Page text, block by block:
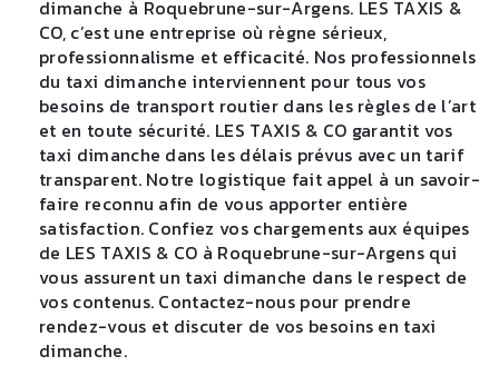
dimanche à Roquebrune-sur-Argens. LES TAXIS &
CO, c’est une entreprise où règne sérieux,
professionnalisme et efficacité. Nos professionnels
du taxi dimanche interviennent pour tous vos
besoins de transport routier dans les règles de l’art
et en toute sécurité. LES TAXIS & CO garantit vos
taxi dimanche dans les délais prévus avec un tarif
transparent. Notre logistique fait appel à un savoir-
faire reconnu afin de vous apporter entière
satisfaction. Confiez vos chargements aux équipes
de LES TAXIS & CO à Roquebrune-sur-Argens qui
vous assurent un taxi dimanche dans le respect de
vos contenus. Contactez-nous pour prendre
rendez-vous et discuter de vos besoins en taxi
dimanche.